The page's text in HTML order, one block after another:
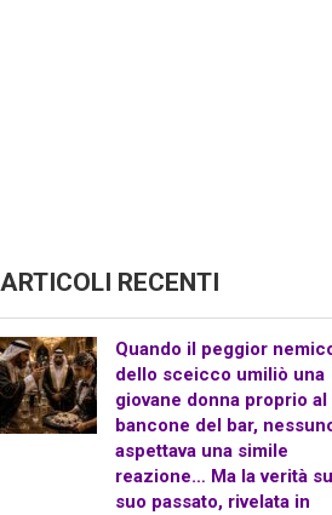
ARTICOLI RECENTI
Quando il peggior
dello sceicco umiliò una
giovane donna proprio al
bancone del bar,
aspettava una simile
reazione… Ma la verità
suo passato, rivelata in